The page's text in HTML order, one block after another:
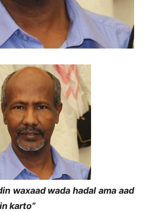
waxaad wada hadal ama aad
karto”